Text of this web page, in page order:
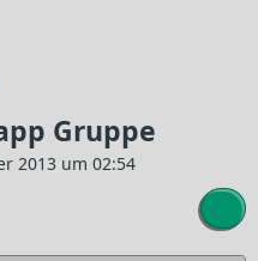
Gruppe
2013 um 02:54